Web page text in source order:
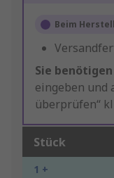
Beim
Sie
eingeben und
überprüfen“
Stück
1 +